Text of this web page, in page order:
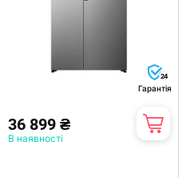
24
Гарантія
36 899 ₴
В наявності